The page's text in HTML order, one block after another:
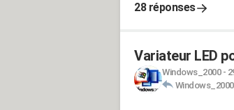
28 réponses
Variateur LED
Windows_2000-
Windows_2000